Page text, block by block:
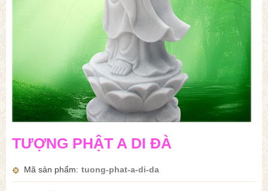
TƯỢNG PHẬT A DI ĐÀ
Mã sản phẩm tuong-phat-a-di-da